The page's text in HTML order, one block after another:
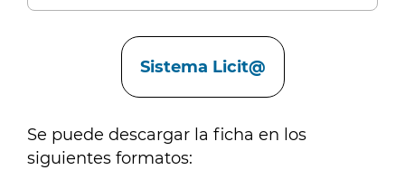
Sistema Licit@
Se puede descargar la ficha en los
siguientes formatos: